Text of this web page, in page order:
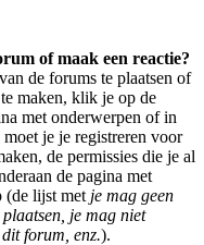
of maak een reactie?
de forums te plaatsen of
maken, klik je op de
met onderwerpen of in
je je registreren voor
de permissies die je al
de pagina met
(de lijst met je mag geen
je mag niet
forum, enz.).